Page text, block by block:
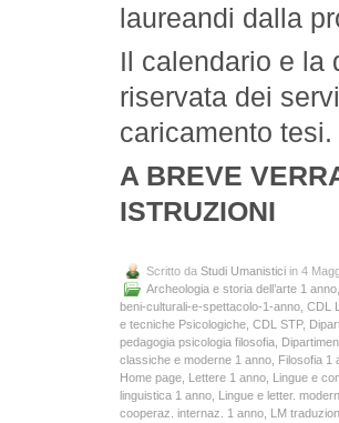
laureandi dalla
Il calendario e la
riservata dei
caricamento tesi.
A BREVE
ISTRUZIONI
Scritto da Studi Umanistici in 4
Archeologia e storia dell’arte 1 anno
beni-culturali-e-spettacolo-1-anno, CDL
e tecniche Psicologiche, CDL STP,
pedagogia psicologia filosofia,
classiche e moderne 1 anno, Filosofia 1
Home page, Lettere 1 anno, Lingue e
linguistica 1 anno, Lingue e letter.
cooperaz. internaz. 1 anno, LM